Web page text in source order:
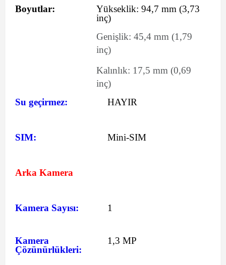
Boyutlar: Yükseklik: 94,7 mm (3,73
inç)
Genişlik: 45,4 mm (1,79
inç)
Kalınlık: 17,5 mm (0,69
inç)
Su geçirmez:
HAYIR
SIM: Mini-SIM
Arka Kamera
Kamera Sayısı: 1
Kamera
Çözünürlükleri:
1,3 MP